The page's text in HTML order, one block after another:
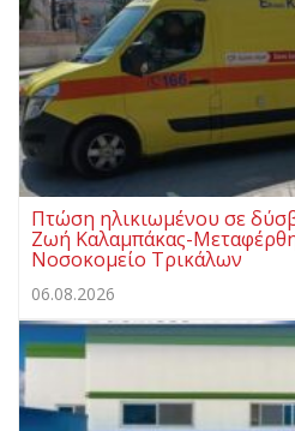
Πτώση ηλικιωμένου σε
Ζωή Καλαμπάκας-
Νοσοκομείο Τρικάλων
06.08.2026